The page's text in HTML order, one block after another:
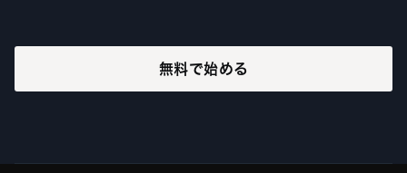
無料で始める